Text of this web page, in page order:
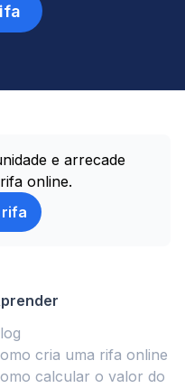
e arrecade
online.
rifa
cria uma rifa online
calcular o valor do